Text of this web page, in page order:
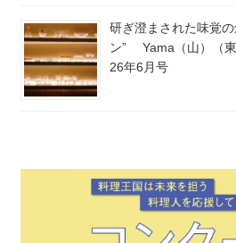
研ぎ澄まされた味覚
ン” Yama（山）（
26年6月号